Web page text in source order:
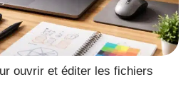
ouvrir et éditer les fichiers